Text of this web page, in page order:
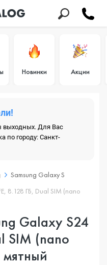
Новинки Акции
выходных. Для Вас
по городу: Санкт-
Samsung Galaxy S
8.128 ГБ, Dual SIM (nano
Galaxy S24
SIM (nano